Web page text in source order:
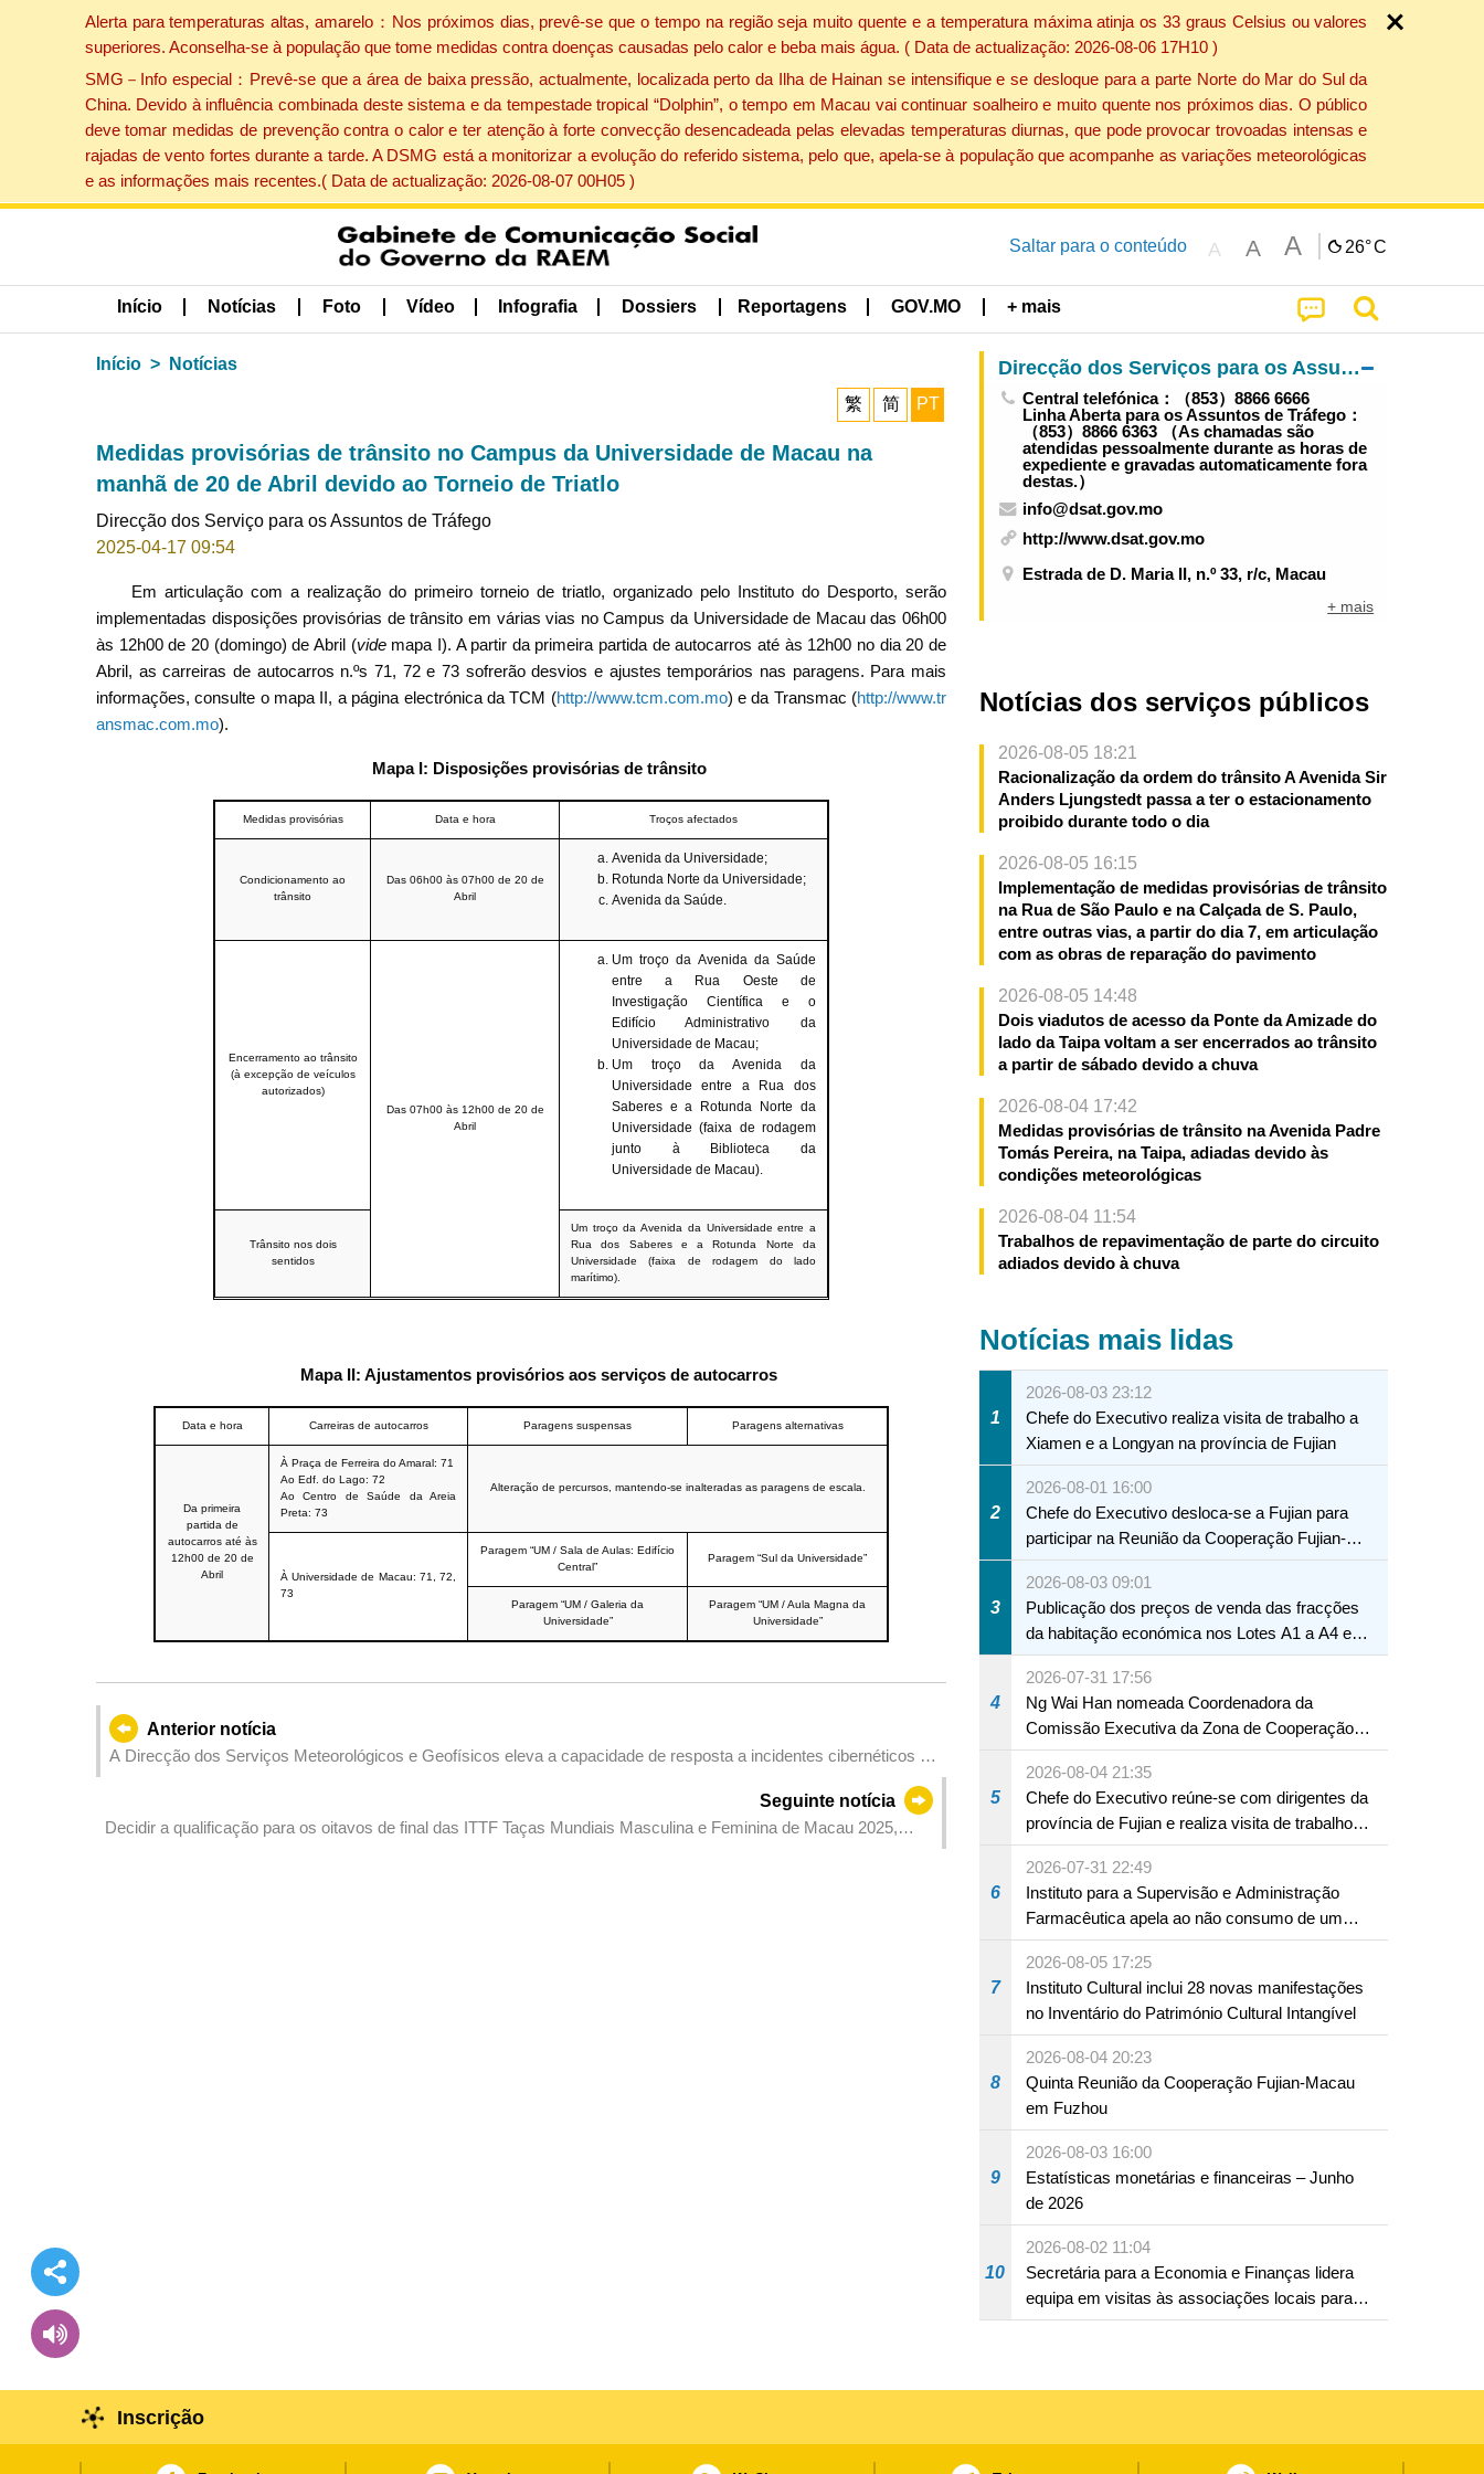
Alerta para temperaturas altas, amarelo：Nos próximos dias, prevê-se que o tempo na região seja muito quente e a temperatura máxima atinja os 33 graus Celsius ou valores
superiores. Aconselha-se à população que tome medidas contra doenças causadas pelo calor e beba mais água. ( Data de actualização: 2026-08-06 17H10 )
SMG－Info especial：Prevê-se que a área de baixa pressão, actualmente, localizada perto da Ilha de Hainan se intensifique e se desloque para a parte Norte do Mar do Sul da
China. Devido à influência combinada deste sistema e da tempestade tropical “Dolphin”, o tempo em Macau vai continuar soalheiro e muito quente nos próximos dias. O público
deve tomar medidas de prevenção contra o calor e ter atenção à forte convecção desencadeada pelas elevadas temperaturas diurnas, que pode provocar trovoadas intensas e
rajadas de vento fortes durante a tarde. A DSMG está a monitorizar a evolução do referido sistema, pelo que, apela-se à população que acompanhe as variações meteorológicas
e as informações mais recentes.( Data de actualização: 2026-08-07 00H05 )
Saltar para o conteúdo A A A 26°C
Início Notícias Foto Vídeo Infografia Dossiers Reportagens GOV.MO + mais
Início Notícias
繁 简 PT
Medidas provisórias de trânsito no Campus da Universidade de Macau na
manhã de 20 de Abril devido ao Torneio de Triatlo
Direcção dos Serviço para os Assuntos de Tráfego
2025-04-17 09:54
Em articulação com a realização do primeiro torneio de triatlo, organizado pelo Instituto do Desporto, serão
implementadas disposições provisórias de trânsito em várias vias no Campus da Universidade de Macau das 06h00
às 12h00 de 20 (domingo) de Abril (videmapa I). A partir da primeira partida de autocarros até às 12h00 no dia 20 de
Abril, as carreiras de autocarros n.ºs 71, 72 e 73 sofrerão desvios e ajustes temporários nas paragens. Para mais
informações, consulte o mapa II, a página electrónica da TCM (http://www.tcm.com.mo) e da Transmac (http://www.tr
ansmac.com.mo).
Mapa I: Disposições provisórias de trânsito
Medidas provisórias Data e hora Troços afectados
Condicionamento ao
trânsito
Das 06h00 às 07h00 de 20 de
Abril
Avenida da Universidade;
Rotunda Norte da Universidade;
Avenida da Saúde.
Encerramento ao trânsito
(à excepção de veículos
autorizados)
Das 07h00 às 12h00 de 20 de
Abril
Um troço da Avenida da Saúde
entre a
Rua Oeste de
Investigação Científicae o
Edifício Administrativo da
Universidade de Macau;
Um troço da Avenida da
Universidade entre a Rua dos
Saberes e a Rotunda Norte da
Universidade (faixa de rodagem
junto à Biblioteca da
Universidade de Macau).
Trânsito nos dois
sentidos
Um troço da Avenida da Universidade entre a
Rua dos Saberes e a Rotunda Norte da
Universidade (faixa de rodagem do lado
marítimo).
Mapa II: Ajustamentos provisórios aos serviços de autocarros
Data e hora Carreiras de autocarros Paragens suspensas Paragens alternativas
Da primeira
partida de
autocarros até às
12h00 de 20 de
Abril
À Praça de Ferreira do Amaral: 71
Ao Edf. do Lago: 72
AoCentro de Saúde da Areia
Preta: 73
Alteração de percursos, mantendo-se inalteradas as paragens de escala.
À Universidade de Macau: 71, 72,
73
Paragem “UM / Sala de Aulas: Edifício
Central”
Paragem “Sul da Universidade”
Paragem “UM / Galeria da
Universidade”
Paragem “UM / Aula Magna da
Universidade”
Anterior notícia
A Direcção dos Serviços Meteorológicos e Geofísicos eleva a capacidade de resposta a incidentes cibernéticos de
Seguinte notícia
Decidir a qualificação para os oitavos de final das ITTF Taças Mundiais Masculina e Feminina de Macau 2025,
Direcção dos Serviços para os Assuntos de Tráfego
Central telefónica：（853）8866 6666
Linha Aberta para os Assuntos de Tráfego：
（853）8866 6363 （As chamadas são
atendidas pessoalmente durante as horas de
expediente e gravadas automaticamente fora
destas.）
info@dsat.gov.mo
http://www.dsat.gov.mo
Estrada de D. Maria II, n.º 33, r/c, Macau
+ mais
Notícias dos serviços públicos
2026-08-05 18:21
Racionalização da ordem do trânsito A Avenida Sir
Anders Ljungstedt passa a ter o estacionamento
proibido durante todo o dia
2026-08-05 16:15
Implementação de medidas provisórias de trânsito
na Rua de São Paulo e na Calçada de S. Paulo,
entre outras vias, a partir do dia 7, em articulação
com as obras de reparação do pavimento
2026-08-05 14:48
Dois viadutos de acesso da Ponte da Amizade do
lado da Taipa voltam a ser encerrados ao trânsito
a partir de sábado devido a chuva
2026-08-04 17:42
Medidas provisórias de trânsito na Avenida Padre
Tomás Pereira, na Taipa, adiadas devido às
condições meteorológicas
2026-08-04 11:54
Trabalhos de repavimentação de parte do circuito
adiados devido à chuva
Notícias mais lidas
1
2026-08-03 23:12
Chefe do Executivo realiza visita de trabalho a
Xiamen e a Longyan na província de Fujian
2
2026-08-01 16:00
Chefe do Executivo desloca-se a Fujian para
participar na Reunião da Cooperação Fujian-
Macau
3
2026-08-03 09:01
Publicação dos preços de venda das fracções
da habitação económica nos Lotes A1 a A4 e
A12 da Zona A dos Novos Aterros
4
2026-07-31 17:56
Ng Wai Han nomeada Coordenadora da
Comissão Executiva da Zona de Cooperação
Aprofundada entre Guangdong e Macau em
Hengqin
5
2026-08-04 21:35
Chefe do Executivo reúne-se com dirigentes da
província de Fujian e realiza visita de trabalho
em Fuzhou
6
2026-07-31 22:49
Instituto para a Supervisão e Administração
Farmacêutica apela ao não consumo de um
produto com substâncias medicamentosas
ocidentais
7
2026-08-05 17:25
Instituto Cultural inclui 28 novas manifestações
no Inventário do Património Cultural Intangível
8
2026-08-04 20:23
Quinta Reunião da Cooperação Fujian-Macau
em Fuzhou
9
2026-08-03 16:00
Estatísticas monetárias e financeiras – Junho
de 2026
10
2026-08-02 11:04
Secretária para a Economia e Finanças lidera
equipa em visitas às associações locais para
consolidar consensos e promover os trabalhos
Inscrição